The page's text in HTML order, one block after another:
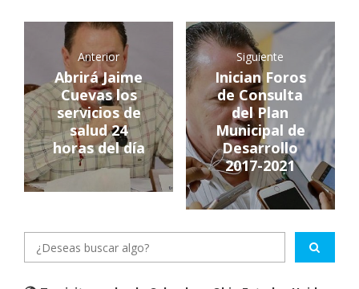
Anterior
Abrirá Jaime
Cuevas los
servicios de
salud 24
horas del día
Siguiente
Inician Foros
de Consulta
del Plan
Municipal de
Desarrollo
2017-2021